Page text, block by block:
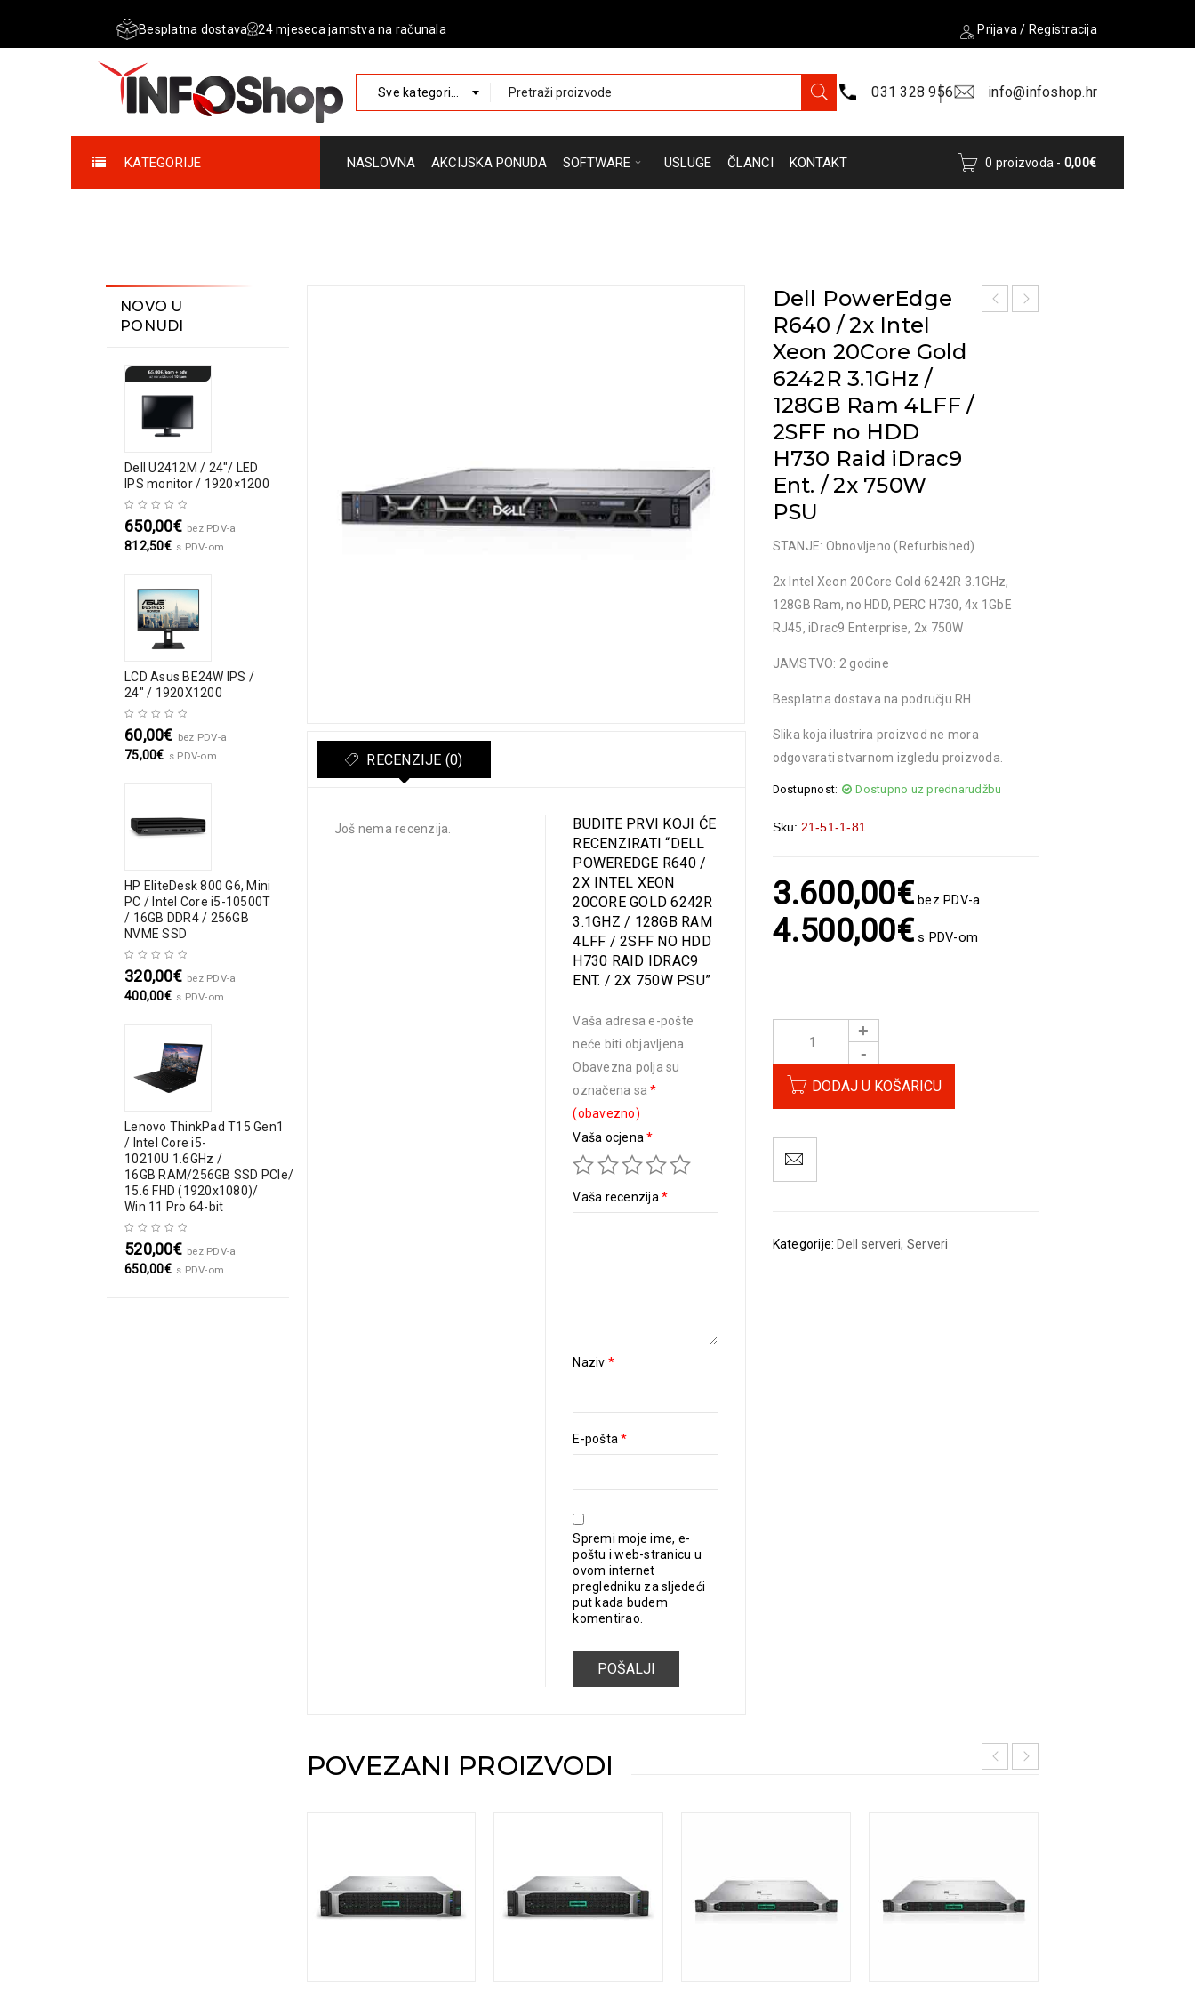
Besplatna dostava 24 mjeseca jamstva na računala Prijava / Registracija
Sve kategorije 031 328 956 info@infoshop.hr
KATEGORIJE NASLOVNA AKCIJSKA PONUDA SOFTWARE USLUGE ČLANCI KONTAKT 0 proizvoda - 0,00€
NOVO U
PONUDI
Dell U2412M / 24″/ LED
IPS monitor / 1920×1200
650,00€ bez PDV-a
812,50€ s PDV-om
LCD Asus BE24W IPS /
24" / 1920X1200
60,00€ bez PDV-a
75,00€ s PDV-om
HP EliteDesk 800 G6, Mini
PC / Intel Core i5-10500T
/ 16GB DDR4 / 256GB
NVME SSD
320,00€ bez PDV-a
400,00€ s PDV-om
Lenovo ThinkPad T15 Gen1
/ Intel Core i5-
10210U 1.6GHz /
16GB RAM/256GB SSD PCIe/
15.6 FHD (1920x1080)/
Win 11 Pro 64-bit
520,00€ bez PDV-a
650,00€ s PDV-om
Dell PowerEdge
R640 / 2x Intel
Xeon 20Core Gold
6242R 3.1GHz /
128GB Ram 4LFF /
2SFF no HDD
H730 Raid iDrac9
Ent. / 2x 750W
PSU
STANJE: Obnovljeno (Refurbished)
2x Intel Xeon 20Core Gold 6242R 3.1GHz,
128GB Ram, no HDD, PERC H730, 4x 1GbE
RJ45, iDrac9 Enterprise, 2x 750W
JAMSTVO: 2 godine
Besplatna dostava na području RH
Slika koja ilustrira proizvod ne mora
odgovarati stvarnom izgledu proizvoda.
Dostupnost: Dostupno uz prednarudžbu
Sku: 21-51-1-81
3.600,00€ bez PDV-a
4.500,00€s PDV-om
DODAJ U KOŠARICU
Kategorije: Dell serveri, Serveri
RECENZIJE (0)
Još nema recenzija.
BUDITE PRVI KOJI ĆE
RECENZIRATI “DELL
POWEREDGE R640 /
2X INTEL XEON
20CORE GOLD 6242R
3.1GHZ / 128GB RAM
4LFF / 2SFF NO HDD
H730 RAID IDRAC9
ENT. / 2X 750W PSU”
Vaša adresa e-pošte
neće biti objavljena.
Obavezna polja su
označena sa*
(obavezno)
Vaša ocjena*
Vaša recenzija*
Naziv *
E-pošta*
Spremi moje ime, e-
poštu i web-stranicu u
ovom internet
pregledniku za sljedeći
put kada budem
komentirao.
POVEZANI PROIZVODI